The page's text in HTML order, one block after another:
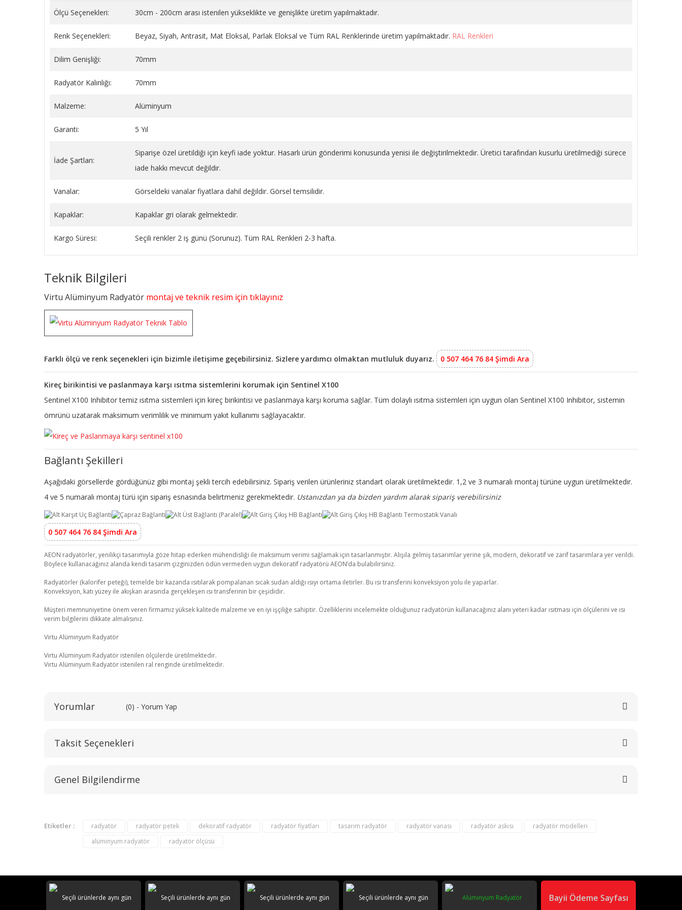
BEYAZ YAYLI PLASTİK BORU
GİZLEME 9 CM
149,34 TL
SEPETE EKLE
Ölçü Seçenekleri: 30cm - 200cm arası istenilen yükseklikte ve genişlikte üretim yapılmaktadır.
Renk Seçenekleri: Beyaz, Siyah, Antrasit, Mat Eloksal, Parlak Eloksal ve Tüm RAL Renklerinde üretim yapılmaktadır. RAL Renkleri
Dilim Genişliği: 70mm
Radyatör Kalınlığı: 70mm
Malzeme: Alüminyum
Garanti: 5 Yıl
İade Şartları:
Siparişe özel üretildiği için keyfi iade yoktur. Hasarlı ürün gönderimi konusunda yenisi ile değiştirilmektedir. Üretici tarafından kusurlu üretilmediği sürece
iade hakkı mevcut değildir.
Vanalar: Görseldeki vanalar fiyatlara dahil değildir. Görsel temsilidir.
Kapaklar: Kapaklar gri olarak gelmektedir.
Kargo Süresi: Seçili renkler 2 iş günü (Sorunuz). Tüm RAL Renkleri 2-3 hafta.
Teknik Bilgileri
Virtu Alüminyum Radyatör montaj ve teknik resim için tıklayınız
Farklı ölçü ve renk seçenekleri için bizimle iletişime geçebilirsiniz. Sizlere yardımcı olmaktan mutluluk duyarız. 0 507 464 76 84 Şimdi Ara
Kireç birikintisi ve paslanmaya karşı ısıtma sistemlerini korumak için Sentinel X100
Sentinel X100 Inhibitor temiz ısıtma sistemleri için kireç birikintisi ve paslanmaya karşı koruma sağlar. Tüm dolaylı ısıtma sistemleri için uygun olan Sentinel X100 Inhibitor, sistemin
ömrünü uzatarak maksimum verimlilik ve minimum yakıt kullanımı sağlayacaktır.
Bağlantı Şekilleri
Aşağıdaki görsellerde gördüğünüz gibi montaj şekli tercih edebilirsiniz. Sipariş verilen ürünleriniz standart olarak üretilmektedir. 1,2 ve 3 numaralı montaj türüne uygun üretilmektedir.
4 ve 5 numaralı montaj türü için sipariş esnasında belirtmeniz gerekmektedir. Ustanızdan ya da bizden yardım alarak sipariş verebilirsiniz
0 507 464 76 84 Şimdi Ara
AEON radyatörler, yenilikçi tasarımıyla göze hitap ederken mühendisliği ile maksimum verimi sağlamak için tasarlanmıştır. Alışıla gelmiş tasarımlar yerine şık, modern, dekoratif ve zarif tasarımlara yer verildi.
Böylece kullanacağınız alanda kendi tasarım çizginizden ödün vermeden uygun dekoratif radyatörü AEON’da bulabilirsiniz.
Radyatörler (kalorifer peteği), temelde bir kazanda ısıtılarak pompalanan sıcak sudan aldığı ısıyı ortama iletirler. Bu ısı transferini konveksiyon yolu ile yaparlar.
Konveksiyon, katı yüzey ile akışkan arasında gerçekleşen ısı transferinin bir çeşididir.
Müşteri memnuniyetine önem veren firmamız yüksek kalitede malzeme ve en iyi işçiliğe sahiptir. Özelliklerini incelemekte olduğunuz radyatörün kullanacağınız alanı yeteri kadar ısıtması için ölçülerini ve ısı
verim bilgilerini dikkate almalısınız.
Virtu Alüminyum Radyatör
Virtu Alüminyum Radyatör istenilen ölçülerde üretilmektedir.
Virtu Alüminyum Radyatör istenilen ral renginde üretilmektedir.
Yorumlar (0) - Yorum Yap
Taksit Seçenekleri
Genel Bilgilendirme
Etiketler : radyatör radyatör petek dekoratif radyatör radyatör fiyatları tasarım radyatör radyatör vanası radyatör askısı
radyatör modelleri
alüminyum radyatör
radyatör ölçüsü
Bayii Ödeme Sayfası